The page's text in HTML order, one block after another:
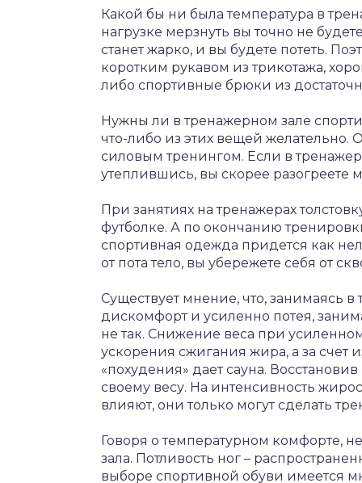
Какой бы ни была температура в
нагрузке мерзнуть вы точно не
станет жарко, и вы будете потеть.
коротким рукавом из трикотажа,
либо спортивные брюки из
Нужны ли в тренажерном зале
что-либо из этих вещей
силовым тренингом. Если в
утеплившись, вы скорее
При занятиях на тренажерах
футболке. А по окончанию
спортивная одежда придется как
от пота тело, вы убережете себя от
Существует мнение, что, занимаясь
дискомфорт и усиленно потея,
не так. Снижение веса при
ускорения сжигания жира, а за счет
«похудения» дает сауна.
своему весу. На интенсивность
влияют, они только могут сделать
Говоря о температурном комфорте,
зала. Потливость ног –
выборе спортивной обуви имеется